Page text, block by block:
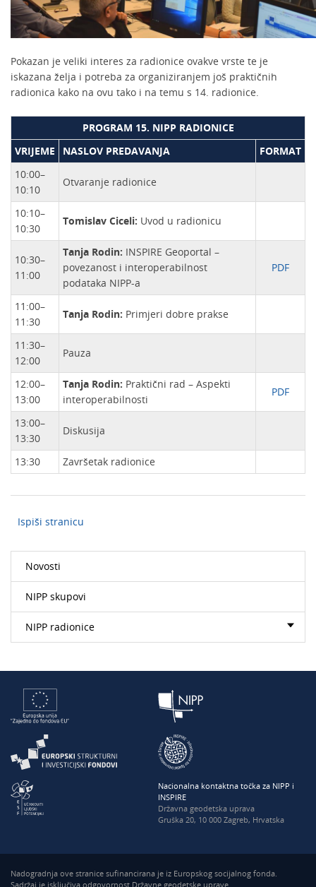
Pokazan je veliki interes za radionice ovakve vrste te je
iskazana želja i potreba za organiziranjem još praktičnih
radionica kako na ovu tako i na temu s 14. radionice.
PROGRAM 15. NIPP RADIONICE
VRIJEME
NASLOV PREDAVANJA
FORMAT
10:00–
10:10
Otvaranje radionice
10:10–
10:30
Tomislav Ciceli: Uvod u radionicu
10:30–
11:00
Tanja Rodin: INSPIRE Geoportal –
povezanost i interoperabilnost
podataka NIPP-a
PDF
11:00–
11:30
Tanja Rodin: Primjeri dobre prakse
11:30–
12:00
Pauza
12:00–
13:00
Tanja Rodin: Praktični rad – Aspekti
interoperabilnosti
PDF
13:00–
13:30
Diskusija
13:30 Završetak radionice
Ispiši stranicu
Novosti
NIPP skupovi
NIPP radionice
Nacionalna kontaktna točka za NIPP i
INSPIRE
Državna geodetska uprava
Gruška 20, 10 000 Zagreb, Hrvatska
Nadogradnja ove stranice sufinancirana je iz Europskog socijalnog fonda.
Sadržaj je isključiva odgovornost Državne geodetske uprave.